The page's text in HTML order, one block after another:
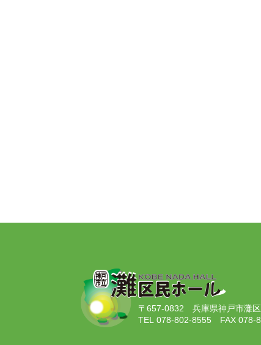
〒657-0832 兵庫県神戸市灘
TEL 078-802-8555 FAX 078-